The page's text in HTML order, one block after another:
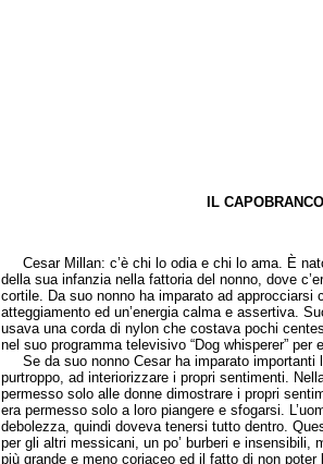
IL
di Cesar
Cesar Millan: c’è chi lo odia e chi lo ama. È
della sua infanzia nella fattoria del nonno, dove
cortile. Da suo nonno ha imparato ad approcciarsi
atteggiamento ed un’energia calma e assertiva.
usava una corda di nylon che costava pochi
nel suo programma televisivo “Dog whisperer” per
Se da suo nonno Cesar ha imparato importanti
purtroppo, ad interiorizzare i propri sentimenti.
permesso solo alle donne dimostrare i propri
era permesso solo a loro piangere e sfogarsi.
debolezza, quindi doveva tenersi tutto dentro.
per gli altri messicani, un po’ burberi e insensibili,
più grande e meno coriaceo ed il fatto di non